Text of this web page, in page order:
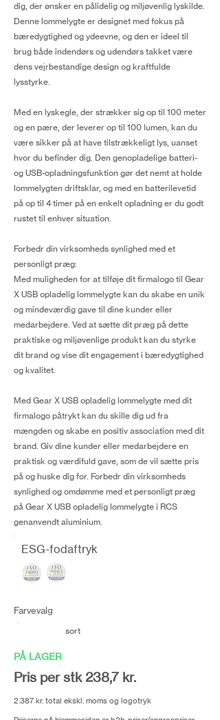
dig, der ønsker en pålidelig og miljøvenlig lyskilde.
Denne lommelygte er designet med fokus på
bæredygtighed og ydeevne, og den er ideel til
brug både indendørs og udendørs takket være
dens vejrbestandige design og kraftfulde
lysstyrke.
Med en lyskegle, der strækker sig op til 100 meter
og en pære, der leverer op til 100 lumen, kan du
være sikker på at have tilstrækkeligt lys, uanset
hvor du befinder dig. Den genopladelige batteri-
og USB-opladningsfunktion gør det nemt at holde
lommelygten driftsklar, og med en batterilevetid
på op til 4 timer på en enkelt opladning er du godt
rustet til enhver situation.
Forbedr din virksomheds synlighed med et
personligt præg:
Med muligheden for at tilføje dit firmalogo til Gear
X USB opladelig lommelygte kan du skabe en unik
og mindeværdig gave til dine kunder eller
medarbejdere. Ved at sætte dit præg på dette
praktiske og miljøvenlige produkt kan du styrke
dit brand og vise dit engagement i bæredygtighed
og kvalitet.
Med Gear X USB opladelig lommelygte med dit
firmalogo påtrykt kan du skille dig ud fra
mængden og skabe en positiv association med dit
brand. Giv dine kunder eller medarbejdere en
praktisk og værdifuld gave, som de vil sætte pris
på og huske dig for. Forbedr din virksomheds
synlighed og omdømme med et personligt præg
på Gear X USB opladelig lommelygte i RCS
genanvendt aluminium.
ESG-fodaftryk
Farvevalg
sort
PÅ LAGER
Pris per stk 238,7 kr.
2.387 kr. total ekskl. moms og logotryk